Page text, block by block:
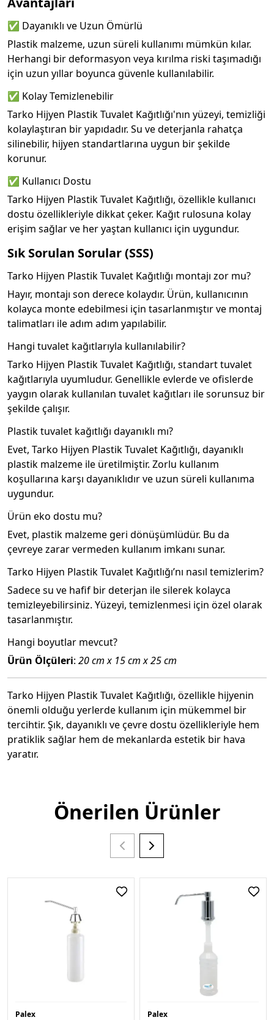
✅ Dayanıklı ve Uzun Ömürlü
Plastik malzeme, uzun süreli kullanımı mümkün kılar.
Herhangi bir deformasyon veya kırılma riski taşımadığı
için uzun yıllar boyunca güvenle kullanılabilir.
✅ Kolay Temizlenebilir
Tarko Hijyen Plastik Tuvalet Kağıtlığı'nın yüzeyi, temizliği
kolaylaştıran bir yapıdadır. Su ve deterjanla rahatça
silinebilir, hijyen standartlarına uygun bir şekilde
korunur.
✅ Kullanıcı Dostu
Tarko Hijyen Plastik Tuvalet Kağıtlığı, özellikle kullanıcı
dostu özellikleriyle dikkat çeker. Kağıt rulosuna kolay
erişim sağlar ve her yaştan kullanıcı için uygundur.
Sık Sorulan Sorular (SSS)
Tarko Hijyen Plastik Tuvalet Kağıtlığı montajı zor mu?
Hayır, montajı son derece kolaydır. Ürün, kullanıcının
kolayca monte edebilmesi için tasarlanmıştır ve montaj
talimatları ile adım adım yapılabilir.
Hangi tuvalet kağıtlarıyla kullanılabilir?
Tarko Hijyen Plastik Tuvalet Kağıtlığı, standart tuvalet
kağıtlarıyla uyumludur. Genellikle evlerde ve ofislerde
yaygın olarak kullanılan tuvalet kağıtları ile sorunsuz bir
şekilde çalışır.
Plastik tuvalet kağıtlığı dayanıklı mı?
Evet, Tarko Hijyen Plastik Tuvalet Kağıtlığı, dayanıklı
plastik malzeme ile üretilmiştir. Zorlu kullanım
koşullarına karşı dayanıklıdır ve uzun süreli kullanıma
uygundur.
Ürün eko dostu mu?
Evet, plastik malzeme geri dönüşümlüdür. Bu da
çevreye zarar vermeden kullanım imkanı sunar.
Tarko Hijyen Plastik Tuvalet Kağıtlığı’nı nasıl temizlerim?
Sadece su ve hafif bir deterjan ile silerek kolayca
temizleyebilirsiniz. Yüzeyi, temizlenmesi için özel olarak
tasarlanmıştır.
Hangi boyutlar mevcut?
Ürün Ölçüleri: 20 cm x 15 cm x 25 cm
Tarko Hijyen Plastik Tuvalet Kağıtlığı, özellikle hijyenin
önemli olduğu yerlerde kullanım için mükemmel bir
tercihtir. Şık, dayanıklı ve çevre dostu özellikleriyle hem
pratiklik sağlar hem de mekanlarda estetik bir hava
yaratır.
Önerilen Ürünler
Palex Palex